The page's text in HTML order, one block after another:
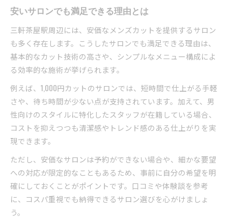
安いサロンでも満足できる理由とは
三軒茶屋駅周辺には、安価なメンズカットを提供するサロン
も多く存在します。こうしたサロンでも満足できる理由は、
基本的なカット技術の高さや、シンプルなメニュー構成によ
る効率的な施術が挙げられます。
例えば、1,000円カットのサロンでは、短時間で仕上がる手軽
さや、待ち時間が少ない点が支持されています。加えて、男
性向けのスタイルに特化したスタッフが在籍している場合、
コストを抑えつつも清潔感やトレンド感のある仕上がりを実
現できます。
ただし、安価なサロンは予約ができない場合や、細かな要望
への対応が限定的なこともあるため、事前に自分の希望を明
確にしておくことがポイントです。口コミや体験談を参考
に、コスパ重視でも納得できるサロン選びを心がけましょ
う。